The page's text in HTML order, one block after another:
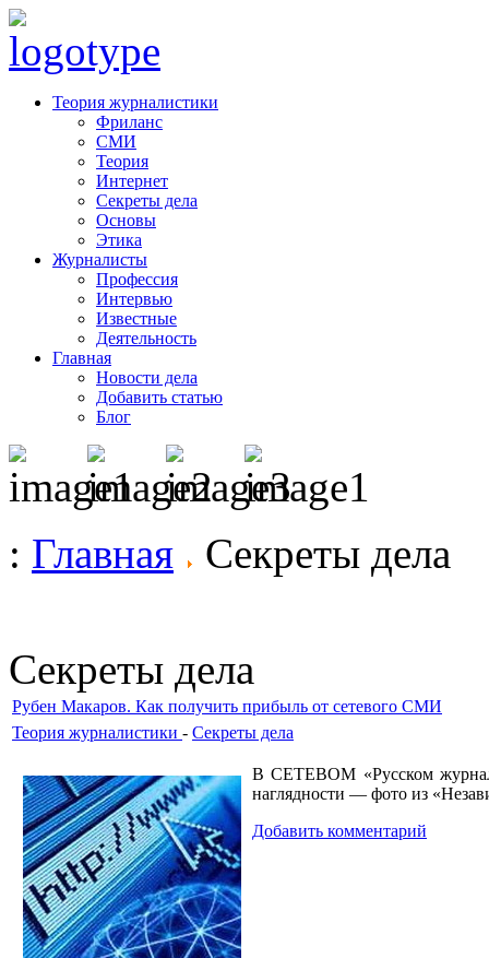
Теория журналистики
Фриланс
СМИ
Теория
Интернет
Секреты дела
Основы
Этика
Журналисты
Профессия
Интервью
Известные
Деятельность
Главная
Новости дела
Добавить статью
Блог
: Главная Секреты дела
Секреты дела
Рубен Макаров. Как получить прибыль от сетевого СМИ
Теория журналистики - Секреты дела
В СЕТЕВОМ «Русском
наглядности — фото из
Добавить комментарий